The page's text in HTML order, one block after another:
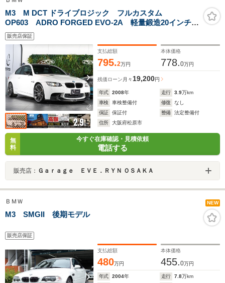
M3 M DCT ドライブロジック フルカスタム
OP603 ADRO FORGED EVO-2A 軽量鍛造20インチホ
イール LEDイカリングバルブ 後期スタイルテールラ
ンプ ドライカーボンエアロ Mドライブパッケージ
カーボントリム 記録簿付
販売店保証
支払総額
795.2万円
本体価格
778.0万円
残価ローン 月々19,200円
年式 2008年 走行 3.9万km
車検
車検整備付 修復
なし
保証
保証付 整備
法定整備付
住所
大阪府松原市
無
料
今すぐ在庫確認・見積依頼
電話する
販売店： Ｇａｒａｇｅ ＥＶＥ．ＲＹＮ ＯＳＡＫＡ
ＢＭＷ NEW
M3 SMGII 後期モデル
販売店保証
支払総額
480万円
本体価格
455.0万円
年式 2004年 走行 7.8万km